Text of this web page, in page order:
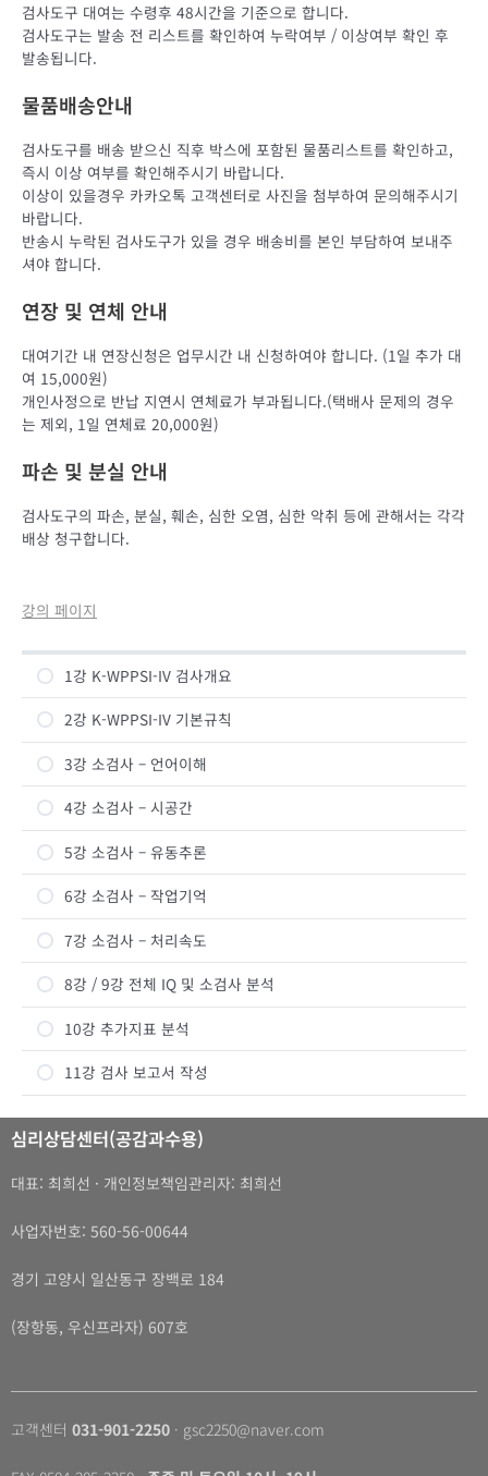
검사도구 대여는 수령후 48시간을 기준으로 합니다.
검사도구는 발송 전 리스트를 확인하여 누락여부 / 이상여부 확인 후
발송됩니다.
물품배송안내
검사도구를 배송 받으신 직후 박스에 포함된 물품리스트를 확인하고,
즉시 이상 여부를 확인해주시기 바랍니다.
이상이 있을경우 카카오톡 고객센터로 사진을 첨부하여 문의해주시기
바랍니다.
반송시 누락된 검사도구가 있을 경우 배송비를 본인 부담하여 보내주
셔야 합니다.
연장 및 연체 안내
대여기간 내 연장신청은 업무시간 내 신청하여야 합니다. (1일 추가 대
여 15,000원)
개인사정으로 반납 지연시 연체료가 부과됩니다.(택배사 문제의 경우
는 제외, 1일 연체료 20,000원)
파손 및 분실 안내
검사도구의 파손, 분실, 훼손, 심한 오염, 심한 악취 등에 관해서는 각각
배상 청구합니다.
강의 페이지
1강 K-WPPSI-IV 검사개요
2강 K-WPPSI-IV 기본규칙
3강 소검사 – 언어이해
4강 소검사 – 시공간
5강 소검사 – 유동추론
6강 소검사 – 작업기억
7강 소검사 – 처리속도
8강 / 9강 전체 IQ 및 소검사 분석
10강 추가지표 분석
11강 검사 보고서 작성
심리상담센터(공감과수용)
대표: 최희선 · 개인정보책임관리자: 최희선
사업자번호: 560-56-00644
경기 고양시 일산동구 장백로 184
(장항동, 우신프라자) 607호
고객센터 031-901-2250 · gsc2250@naver.com